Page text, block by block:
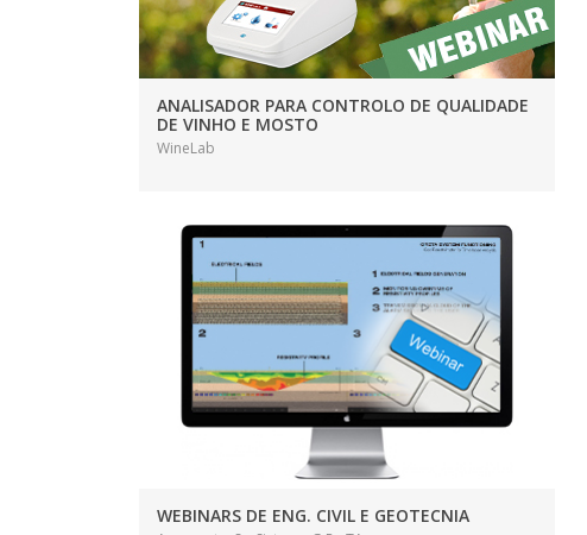
ANALISADOR PARA CONTROLO DE QUALIDADE
DE VINHO E MOSTO
WineLab
WEBINARS DE ENG. CIVIL E GEOTECNIA